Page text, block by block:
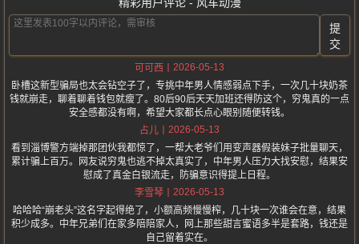
提
交
可可西
2026-05-13
卧槽这新型骗局也太会钻空子了，专挑中年男人情感弱点下手，一次几十块奶茶
钱就崩走，聊着聊着钱包就瘦了。80后90后天天加班还得防这个，穷鬼真的一点
安全感都没有啊，希望大家都长点心眼别随便转钱。
占儿
2026-05-13
看到淄博警方端掉那团伙我都惊了，一帮大老爷们用变声器假装妹子批量聊天，
累计骗上百万。网友说穷鬼也逃不掉太真实了，中年男人压力大找安慰，结果安
慰成了真金白银流走，防骗意识得提上日程。
李雪琴
2026-05-13
哈哈哈“崩老头”这名字起得绝了，小额高频慢慢榨，几十块一次谁会在意，结果
积少成多。中年兄弟们在家多陪陪家人，网上那些甜言蜜语多半是套路，钱还是
自己留着实在。